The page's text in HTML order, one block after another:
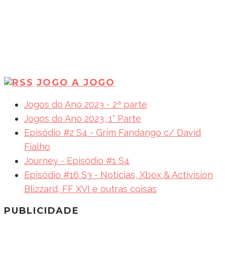
JOGO A JOGO
Jogos do Ano 2023 - 2ª parte
Jogos do Ano 2023, 1° Parte
Episódio #2 S4 - Grim Fandango c/ David
Fialho
Journey - Episódio #1 S4
Episódio #16 S3 - Notícias, Xbox & Activision
Blizzard, FF XVI e outras coisas
PUBLICIDADE